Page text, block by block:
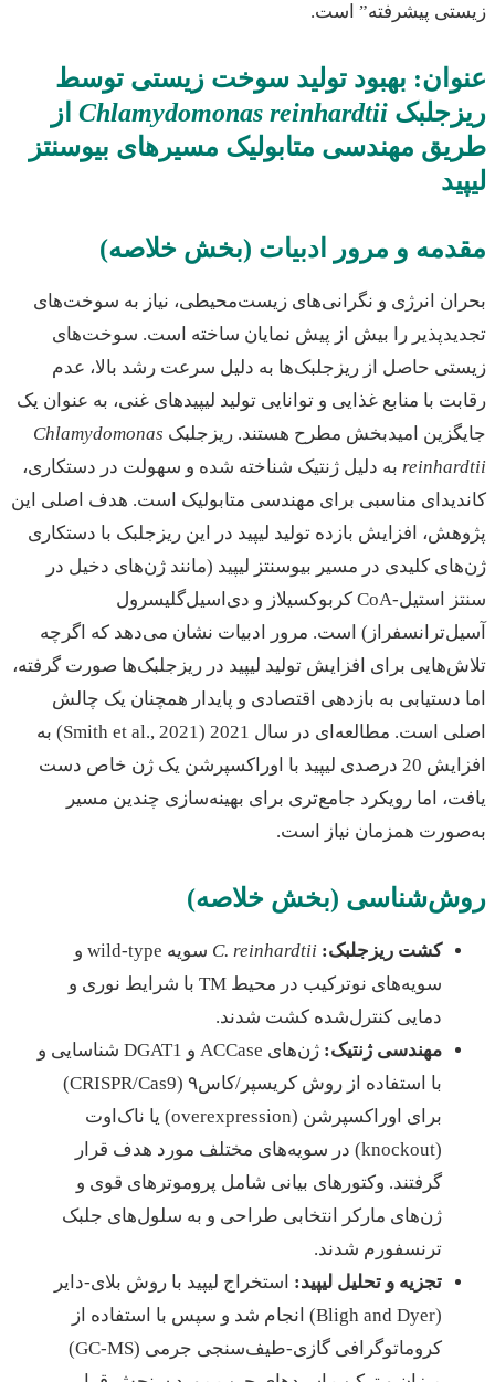
پیشرفته” است.
بهبود تولید سوخت زیستی توسط
Chlamydomonas reinhardtiiاز
مهندسی متابولیک مسیرهای بیوسنتز
و مرور ادبیات (بخش خلاصه)
انرژی و نگرانی‌های زیست‌محیطی، نیاز به سوخت‌های
را بیش از پیش نمایان ساخته است. سوخت‌های
حاصل از ریزجلبک‌ها به دلیل سرعت رشد بالا، عدم
با منابع غذایی و توانایی تولید لیپیدهای غنی، به عنوان یک
امیدبخش مطرح هستند. ریزجلبکChlamydomonas
به دلیل ژنتیک شناخته شده و سهولت در دستکاری،
مناسبی برای مهندسی متابولیک است. هدف اصلی این
افزایش بازده تولید لیپید در این ریزجلبک با دستکاری
کلیدی در مسیر بیوسنتز لیپید (مانند ژن‌های دخیل در
سنتز استیل-CoA کربوکسیلاز و دی‌اسیل‌گلیسرول
است. مرور ادبیات نشان می‌دهد که اگرچه
برای افزایش تولید لیپید در ریزجلبک‌ها صورت گرفته،
دستیابی به بازدهی اقتصادی و پایدار همچنان یک چالش
اصلی است. مطالعه‌ای در سال 2021 (Smith et al., 2021) به
افزایش 20 درصدی لیپید با اور‌اکسپرشن یک ژن خاص دست
اما رویکرد جامع‌تری برای بهینه‌سازی چندین مسیر
همزمان نیاز است.
(بخش خلاصه)
کشت ریزجلبک: C. reinhardtii
سویه wild-type و
سویه‌های نوترکیب در محیط TM با شرایط نوری و
دمایی کنترل‌شده کشت شدند.
مهندسی ژنتیک:
ژن‌های ACCase و DGAT1 شناسایی و
با استفاده از روش کریسپر/کاس۹ (CRISPR/Cas9)
برای اور‌اکسپرشن (overexpression) یا ناک‌اوت
(knockout) در سویه‌های مختلف مورد هدف قرار
گرفتند. وکتورهای بیانی شامل پروموترهای قوی و
ژن‌های مارکر انتخابی طراحی و به سلول‌های جلبک
ترنسفورم شدند.
تجزیه و تحلیل لیپید:استخراج لیپید با روش بلای-دایر
(Bligh and Dyer) انجام شد و سپس با استفاده از
کروماتوگرافی گازی-طیف‌سنجی جرمی (GC-MS)